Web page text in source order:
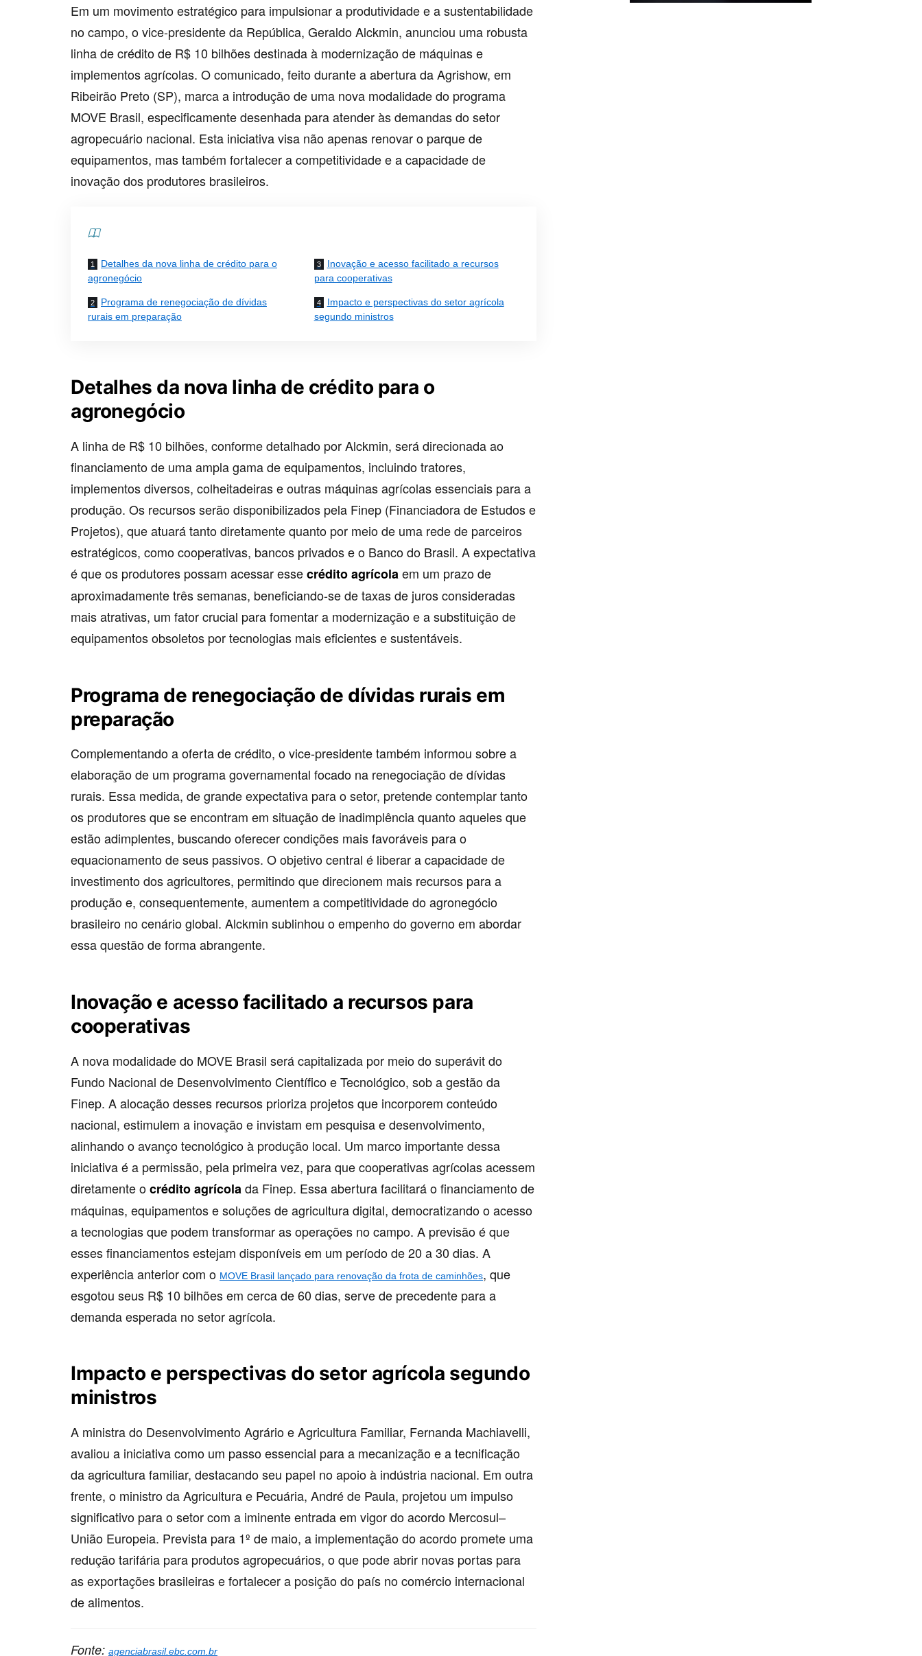
Em um movimento estratégico para impulsionar a produtividade e a sustentabilidade
no campo, o vice-presidente da República, Geraldo Alckmin, anunciou uma robusta
linha de crédito de R$ 10 bilhões destinada à modernização de máquinas e
implementos agrícolas. O comunicado, feito durante a abertura da Agrishow, em
Ribeirão Preto (SP), marca a introdução de uma nova modalidade do programa
MOVE Brasil, especificamente desenhada para atender às demandas do setor
agropecuário nacional. Esta iniciativa visa não apenas renovar o parque de
equipamentos, mas também fortalecer a competitividade e a capacidade de
inovação dos produtores brasileiros.
Detalhes da nova linha de crédito para o
agronegócio
Programa de renegociação de dívidas
rurais em preparação
Inovação e acesso facilitado a recursos
para cooperativas
Impacto e perspectivas do setor agrícola
segundo ministros
Detalhes da nova linha de crédito para o
agronegócio
A linha de R$ 10 bilhões, conforme detalhado por Alckmin, será direcionada ao
financiamento de uma ampla gama de equipamentos, incluindo tratores,
implementos diversos, colheitadeiras e outras máquinas agrícolas essenciais para a
produção. Os recursos serão disponibilizados pela Finep (Financiadora de Estudos e
Projetos), que atuará tanto diretamente quanto por meio de uma rede de parceiros
estratégicos, como cooperativas, bancos privados e o Banco do Brasil. A expectativa
é que os produtores possam acessar essecrédito agrícolaem um prazo de
aproximadamente três semanas, beneficiando-se de taxas de juros consideradas
mais atrativas, um fator crucial para fomentar a modernização e a substituição de
equipamentos obsoletos por tecnologias mais eficientes e sustentáveis.
Programa de renegociação de dívidas rurais em
preparação
Complementando a oferta de crédito, o vice-presidente também informou sobre a
elaboração de um programa governamental focado na renegociação de dívidas
rurais. Essa medida, de grande expectativa para o setor, pretende contemplar tanto
os produtores que se encontram em situação de inadimplência quanto aqueles que
estão adimplentes, buscando oferecer condições mais favoráveis para o
equacionamento de seus passivos. O objetivo central é liberar a capacidade de
investimento dos agricultores, permitindo que direcionem mais recursos para a
produção e, consequentemente, aumentem a competitividade do agronegócio
brasileiro no cenário global. Alckmin sublinhou o empenho do governo em abordar
essa questão de forma abrangente.
Inovação e acesso facilitado a recursos para
cooperativas
A nova modalidade do MOVE Brasil será capitalizada por meio do superávit do
Fundo Nacional de Desenvolvimento Científico e Tecnológico, sob a gestão da
Finep. A alocação desses recursos prioriza projetos que incorporem conteúdo
nacional, estimulem a inovação e invistam em pesquisa e desenvolvimento,
alinhando o avanço tecnológico à produção local. Um marco importante dessa
iniciativa é a permissão, pela primeira vez, para que cooperativas agrícolas acessem
diretamente ocrédito agrícolada Finep. Essa abertura facilitará o financiamento de
máquinas, equipamentos e soluções de agricultura digital, democratizando o acesso
a tecnologias que podem transformar as operações no campo. A previsão é que
esses financiamentos estejam disponíveis em um período de 20 a 30 dias. A
experiência anterior com o MOVE Brasil lançado para renovação da frota de caminhões, que
esgotou seus R$ 10 bilhões em cerca de 60 dias, serve de precedente para a
demanda esperada no setor agrícola.
Impacto e perspectivas do setor agrícola segundo
ministros
A ministra do Desenvolvimento Agrário e Agricultura Familiar, Fernanda Machiavelli,
avaliou a iniciativa como um passo essencial para a mecanização e a tecnificação
da agricultura familiar, destacando seu papel no apoio à indústria nacional. Em outra
frente, o ministro da Agricultura e Pecuária, André de Paula, projetou um impulso
significativo para o setor com a iminente entrada em vigor do acordo Mercosul–
União Europeia. Prevista para 1º de maio, a implementação do acordo promete uma
redução tarifária para produtos agropecuários, o que pode abrir novas portas para
as exportações brasileiras e fortalecer a posição do país no comércio internacional
de alimentos.
Fonte: agenciabrasil.ebc.com.br